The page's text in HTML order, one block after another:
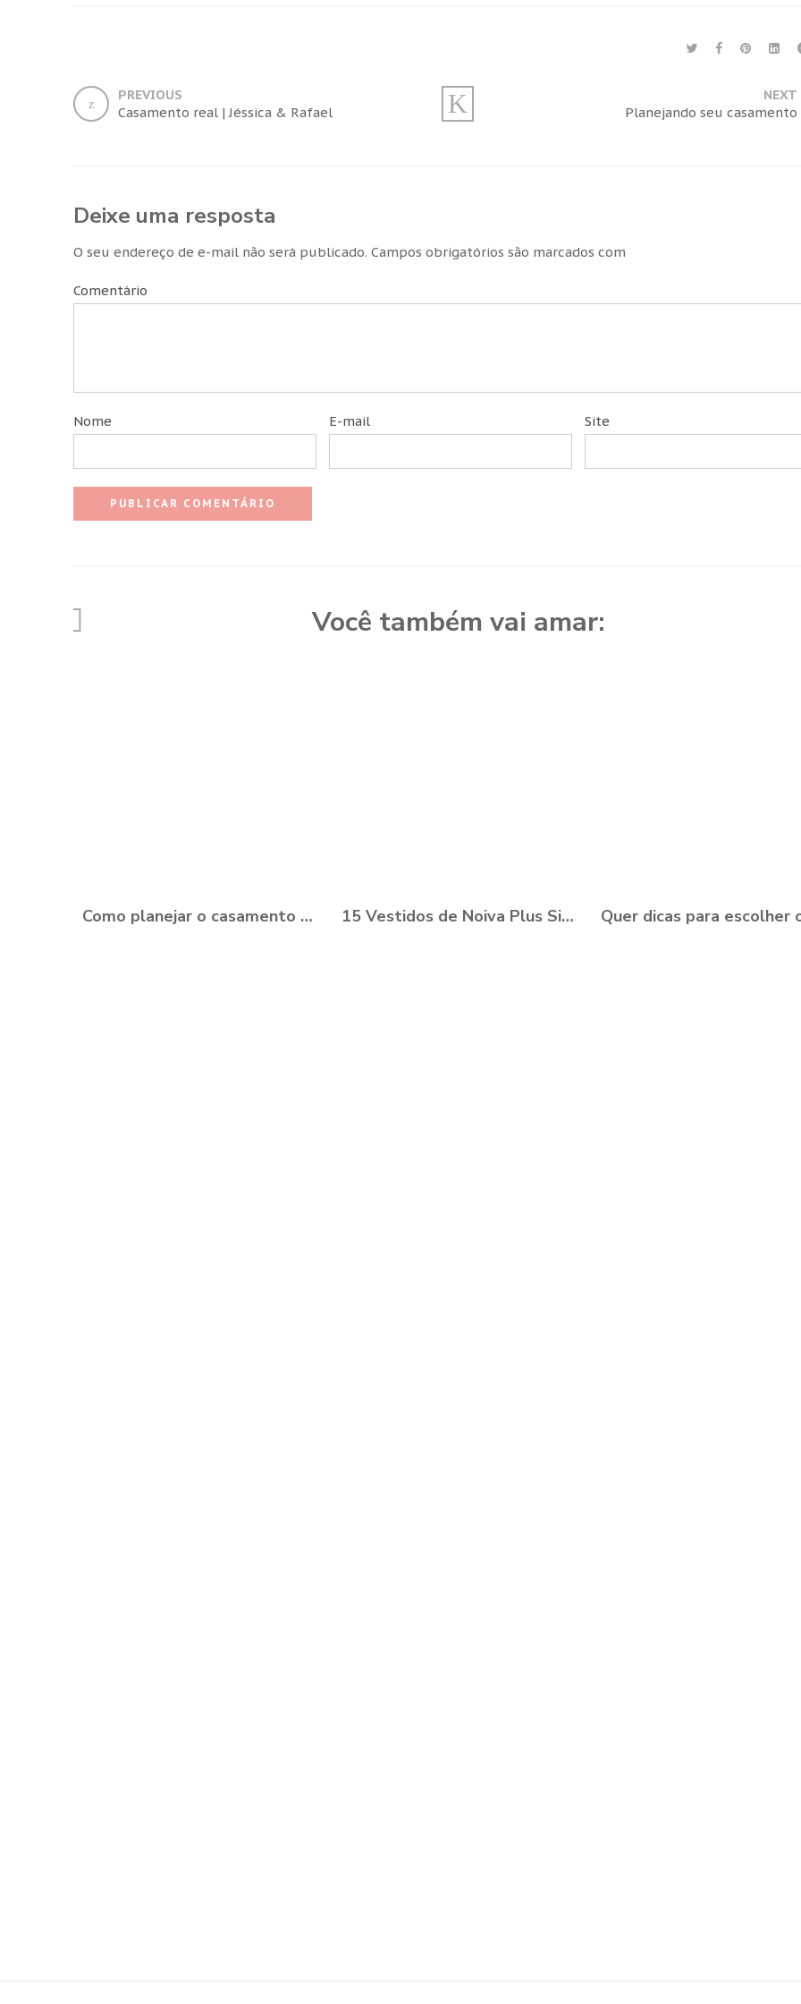
PREVIOUS
Casamento real | Jéssica & Rafael
NEXT
Planejando seu casamento
Deixe uma resposta
O seu endereço de e-mail não será publicado. Campos obrigatórios são marcados com
Comentário
Nome E-mail Site
Você também vai amar:
Como planejar o casamento durante a Pandemia? 15 Vestidos de Noiva Plus Size para você se apaixonar